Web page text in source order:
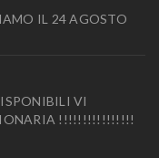
IL 24 AGOSTO
VI
!!!!!!!!!!!!!!!!